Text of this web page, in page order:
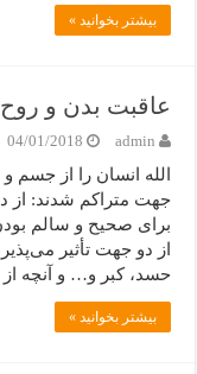
بیشتر بخوانید »
عاقبت بدن و روح
admin
04/01/2018
الله انسان را از جسم
جهت متراکم شدند: از
برای صحیح و سالم
از دو جهت تأثیر
حسد، کبر و… و آنچه
بیشتر بخوانید »